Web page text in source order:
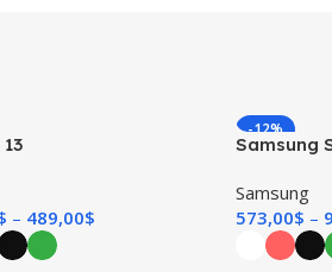
489,00$
-12%
TÜKENDI
Samsung
Samsung
573,00$